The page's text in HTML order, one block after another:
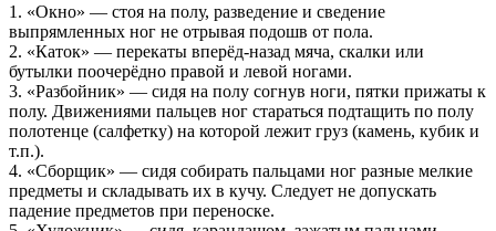
1. «Окно» — стоя на полу, разведение и сведение
выпрямленных ног не отрывая подошв от пола.
2. «Каток» — перекаты вперёд-назад мяча, скалки или
бутылки поочерёдно правой и левой ногами.
3. «Разбойник» — сидя на полу согнув ноги, пятки прижаты к
полу. Движениями пальцев ног стараться подтащить по полу
полотенце (салфетку) на которой лежит груз (камень, кубик и
т.п.).
4. «Сборщик» — сидя собирать пальцами ног разные мелкие
предметы и складывать их в кучу. Следует не допускать
падение предметов при переноске.